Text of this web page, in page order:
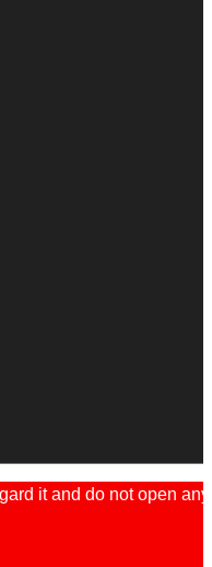
it and do not open any